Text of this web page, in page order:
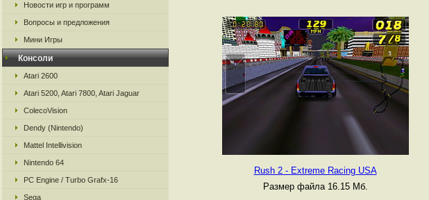
Новости игр и программ
Вопросы и предложения
Мини Игры
Консоли
Atari 2600
Atari 5200, Atari 7800, Atari Jaguar
ColecoVision
Dendy (Nintendo)
Mattel Intellivision
Nintendo 64
PC Engine / Turbo Grafx-16
Sega
Rush 2 - Extreme Racing USA
Размер файла 16.15 Мб.